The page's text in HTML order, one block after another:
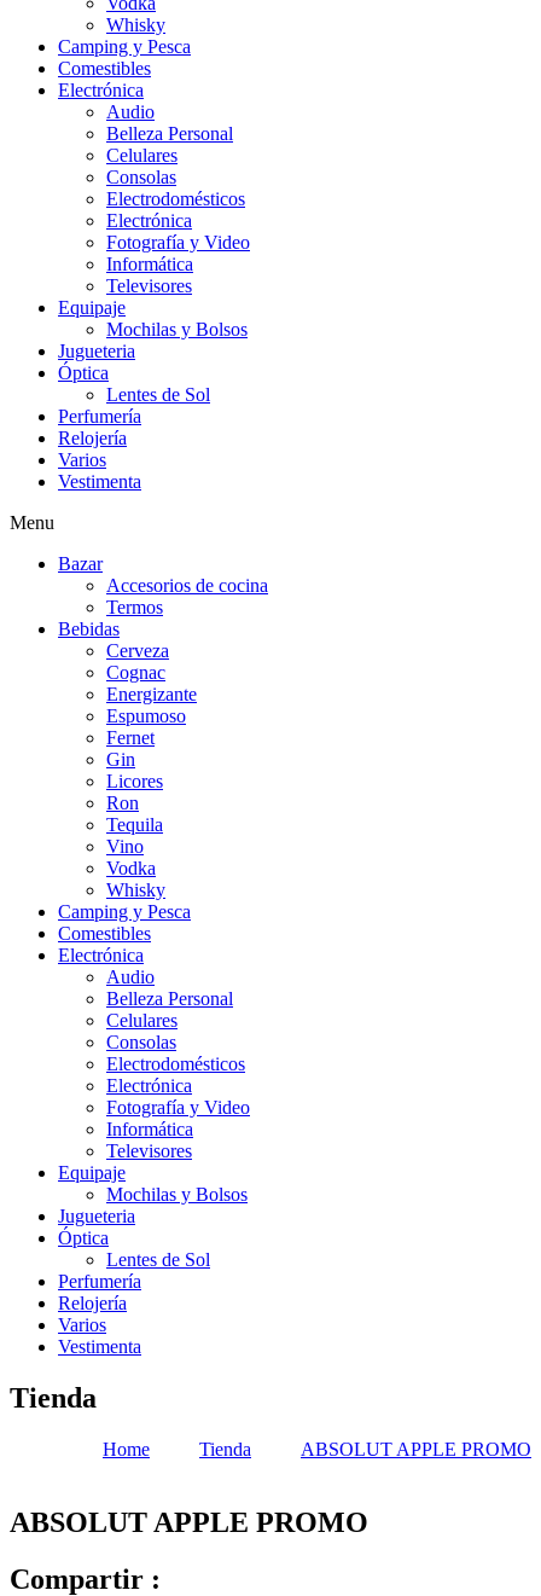
Whisky
Camping y Pesca
Comestibles
Electrónica
Audio
Belleza Personal
Celulares
Consolas
Electrodomésticos
Electrónica
Fotografía y Video
Informática
Televisores
Equipaje
Mochilas y Bolsos
Jugueteria
Óptica
Lentes de Sol
Perfumería
Relojería
Varios
Vestimenta
Menu
Bazar
Accesorios de cocina
Termos
Bebidas
Cerveza
Cognac
Energizante
Espumoso
Fernet
Gin
Licores
Ron
Tequila
Vino
Vodka
Whisky
Camping y Pesca
Comestibles
Electrónica
Audio
Belleza Personal
Celulares
Consolas
Electrodomésticos
Electrónica
Fotografía y Video
Informática
Televisores
Equipaje
Mochilas y Bolsos
Jugueteria
Óptica
Lentes de Sol
Perfumería
Relojería
Varios
Vestimenta
Tienda
Home Tienda ABSOLUT APPLE PROMO
ABSOLUT APPLE PROMO
Compartir :